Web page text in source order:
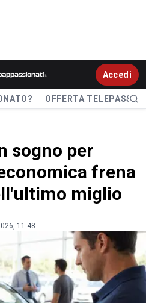
Accedi
OFFERTA TELEPASS
sogno per
frena
miglio
11.48